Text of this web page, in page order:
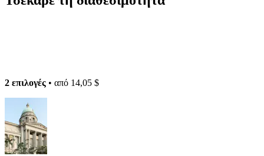
2 επιλογές • από 14,05 $